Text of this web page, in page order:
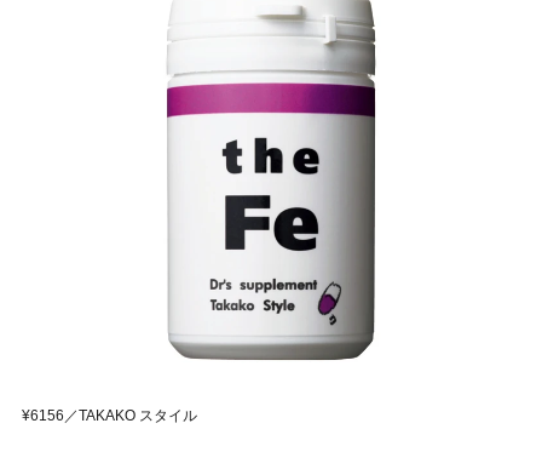
¥6156／TAKAKO スタイル